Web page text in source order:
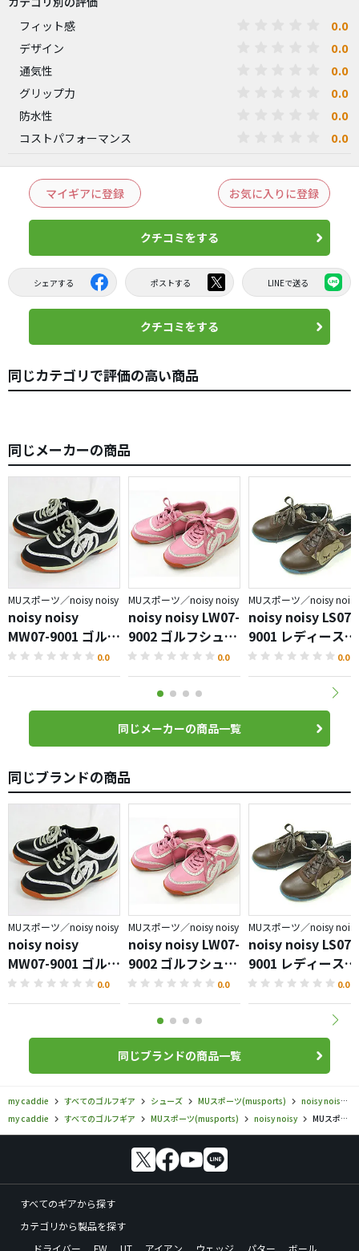
フィット感
0.0
デザイン 0.0
通気性 0.0
グリップ力 0.0
防水性 0.0
コストパフォーマンス 0.0
マイギアに登録 お気に入りに登録
クチコミをする
シェアする ポストする LINEで送る
クチコミをする
同じカテゴリで評価の高い商品
同じメーカーの商品
MUスポーツ／noisy noisy
noisy noisy
MW07-9001 ゴルフ
シューズ
0.0
MUスポーツ／noisy noisy
noisy noisy LW07-
9002 ゴルフシュー
ズレディース
0.0
MUスポーツ／noisy noisy
noisy noisy LS07-
9001 レディースゴ
ルフシューズ
0.0
同じメーカーの商品一覧
同じブランドの商品
MUスポーツ／noisy noisy
noisy noisy
MW07-9001 ゴルフ
シューズ
0.0
MUスポーツ／noisy noisy
noisy noisy LW07-
9002 ゴルフシュー
ズレディース
0.0
MUスポーツ／noisy noisy
noisy noisy LS07-
9001 レディースゴ
ルフシューズ
0.0
同じブランドの商品一覧
my caddie すべてのゴルフギア シューズ MUスポーツ(musports)
noisy noisy
my caddie
すべてのゴルフギア MUスポーツ(musports) noisy noisy MUスポーツ／noisy noisy／noisy noisy LS10-9001 レディースゴルフシューズの口コミ評価
すべてのギアから探す
カテゴリから製品を探す
ドライバー
FW UT アイアン ウェッジ パター
ボール